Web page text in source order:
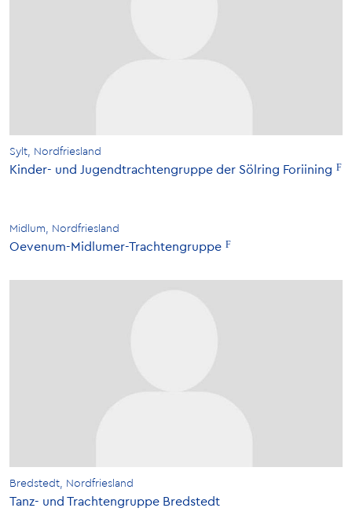
Sylt, Nordfriesland
Kinder- und Jugendtrachtengruppe der Sölring Foriining
Midlum, Nordfriesland
Oevenum-Midlumer-Trachtengruppe
Bredstedt, Nordfriesland
Tanz- und Trachtengruppe Bredstedt